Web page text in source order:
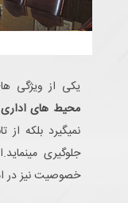
یکی از ویژگی
محیط های اداری
نمیگیرد بلکه از
جلوگیری
خصوصیت نیز در